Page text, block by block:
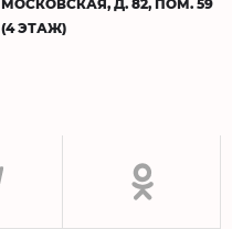
(4 ЭТАЖ)